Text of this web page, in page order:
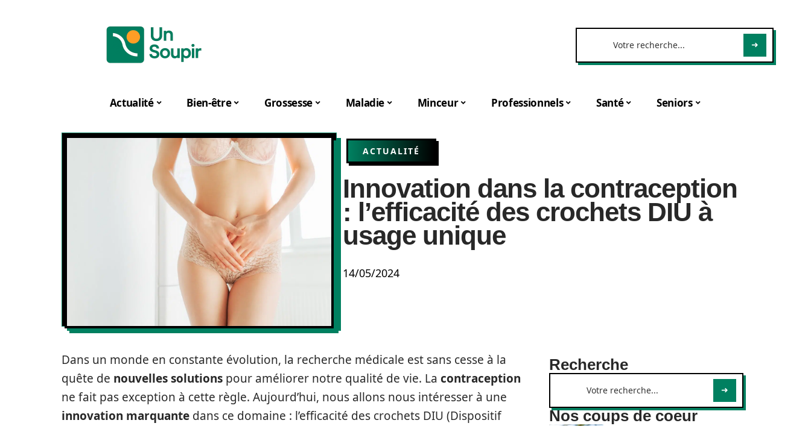
Actualité Bien-être Grossesse Maladie Minceur Professionnels Santé Seniors
ACTUALITÉ
Innovation dans la contraception
: l’efficacité des crochets DIU à
usage unique
14/05/2024
Dans un monde en constante évolution, la recherche médicale est sans cesse à la
quête de nouvelles solutions pour améliorer notre qualité de vie. La contraception
ne fait pas exception à cette règle. Aujourd’hui, nous allons nous intéresser à une
innovation marquante dans ce domaine : l’efficacité des crochets DIU (Dispositif
Recherche
Nos coups de coeur